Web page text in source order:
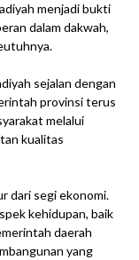
menjadi bukti
dalam dakwah,
sejalan dengan
provinsi terus
melalui
kualitas
dari segi ekonomi.
kehidupan, baik
daerah
yang